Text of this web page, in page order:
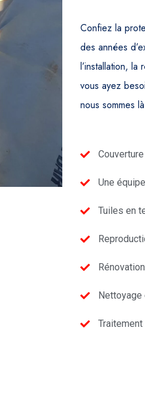
Confiez la
des années
l’installation,
vous ayez
nous sommes
Une
Tuiles en